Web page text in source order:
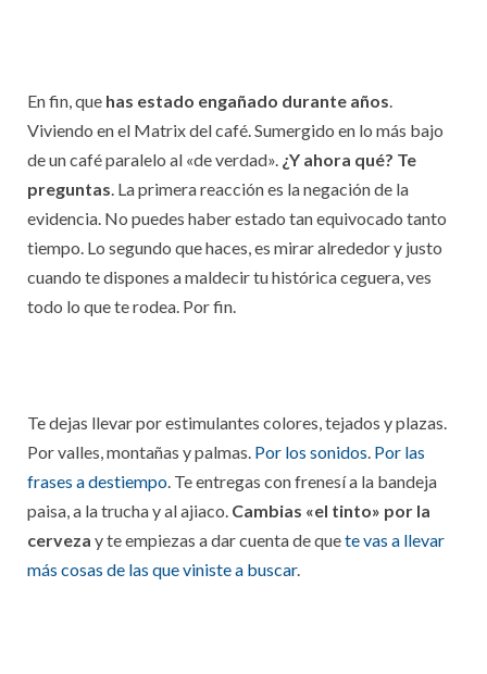
En fin, que has estado engañado durante años.
Viviendo en el Matrix del café. Sumergido en lo más bajo
de un café paralelo al «de verdad». ¿Y ahora qué? Te
preguntas. La primera reacción es la negación de la
evidencia. No puedes haber estado tan equivocado tanto
tiempo. Lo segundo que haces, es mirar alrededor y justo
cuando te dispones a maldecir tu histórica ceguera, ves
todo lo que te rodea. Por fin.
Te dejas llevar por estimulantes colores, tejados y plazas.
Por valles, montañas y palmas. Por los sonidos. Por las
frases a destiempo. Te entregas con frenesí a la bandeja
paisa, a la trucha y al ajiaco. Cambias «el tinto» por la
cerveza y te empiezas a dar cuenta de quete vas a llevar
más cosas de las que viniste a buscar.